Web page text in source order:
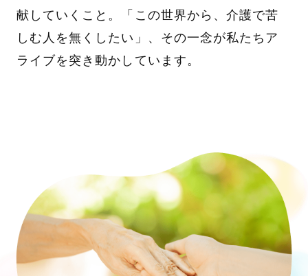
献していくこと。「この世界から、介護で苦
しむ人を無くしたい」、その一念が私たちア
ライブを突き動かしています。